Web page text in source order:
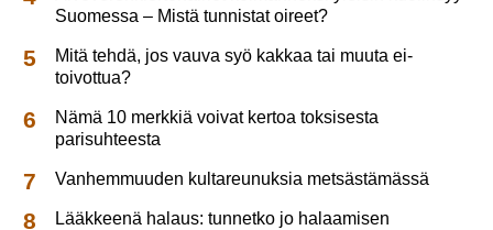
Suomessa – Mistä tunnistat oireet?
Mitä tehdä, jos vauva syö kakkaa tai muuta ei-
toivottua?
Nämä 10 merkkiä voivat kertoa toksisesta
parisuhteesta
Vanhemmuuden kultareunuksia metsästämässä
Lääkkeenä halaus: tunnetko jo halaamisen